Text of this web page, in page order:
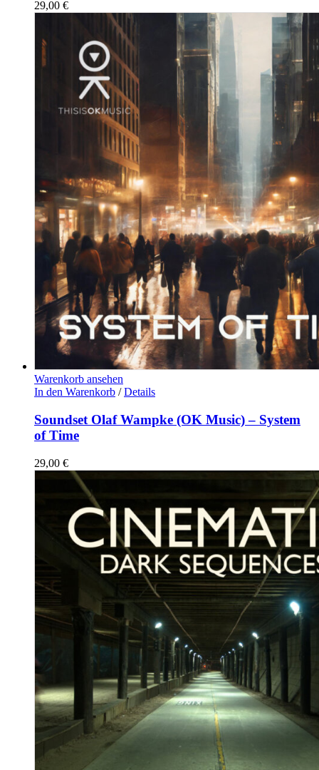
29,00 €
Warenkorb ansehen
In den Warenkorb / Details
Soundset Olaf Wampke (OK Music) – System
of Time
29,00 €